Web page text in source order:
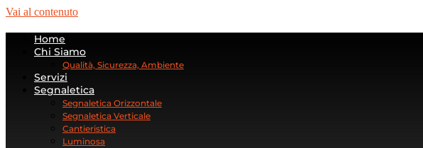
Vai al contenuto
Home
Chi Siamo
Qualità, Sicurezza, Ambiente
Servizi
Segnaletica
Segnaletica Orizzontale
Segnaletica Verticale
Cantieristica
Luminosa